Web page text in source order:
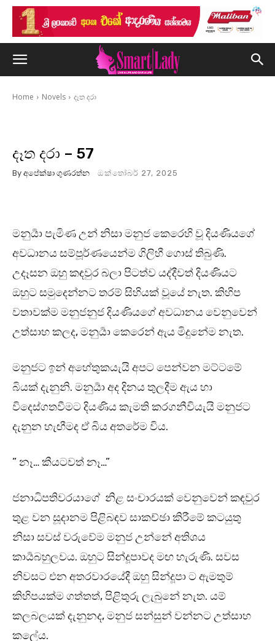
Home Novels දෑත දරා
දෑත දරා – 57
By අපේක්ෂා ගුණරත්න ඔක්තෝබර් 27, 2025
මනුර්‍යා පැමිණ උන් නිසා මනුජ කෙරෙහි වූ දියණියගේ
අවධානය සම්පූර්ණයෙන්ම ගිලිහී ගොස් තිබුණි.
උදෑසන ඔහු කඳවුර බලා පිටත්ව යද්දීවත් දියණියට
ඔහුට සමුදෙන්නට තරම් සිහියක් වූයේ නැත. කිහිප
වතාවක්ම මනුජනුජ දියණියගේ අවධානය වෙනුවෙන්
උත්සාහ කලද, මනුර්‍යා කෙරෙන් ඇය මිදුනේම නැත.
මනුජට ඉන් අහේතුකයැයි අපට පෙන්වන මට්ටමේ
බියක් දැනුනි. මනුර්‍යා අද දිනය තුලදීම ඇය හා
විදෙස්ගතවීමට දියණිය කැමති කරගනීවියැයි මනුජට
දැනුන හැඟීමද ඒ බිය අතරේම විය.
” නෑ… කීයටවත් නෑ…”
ජනාධිපතිවරයාගේ නිළ සංචාරයක් වෙනුවෙන් කඳවුර
තුළ වන සූදානම පිළිබඳව සාකච්ඡා කිරීමේ කටයුතු
නිසා සවස් වරුවේම මනුජ උන්නේ අතිශය
කාර්‍යබහුලවය. ඔහුට සින්දූපාවද මඟ හැරුණි. සවස
නිවසට එන අතරවාරයේදී ඔහු සින්දූපා ට ඇමතුම්
කිහිපයක්ම ගත්තත්, පිළිතුරු ලැබුනේ නැත. යම්
කලබලයක් දැනුනද, මනුජ සන්සුන් වන්නට උත්සාහ
කලේය.